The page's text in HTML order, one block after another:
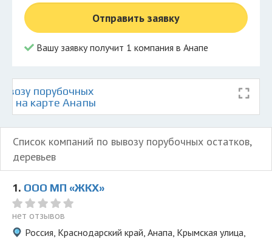
Отправить заявку
Вашу заявку получит 1 компания в Анапе
порубочных
на карте Анапы
Список компаний по вывозу порубочных остатков,
деревьев
1. ООО МП «ЖКХ»
нет отзывов
Россия, Краснодарский край, Анапа, Крымская улица,